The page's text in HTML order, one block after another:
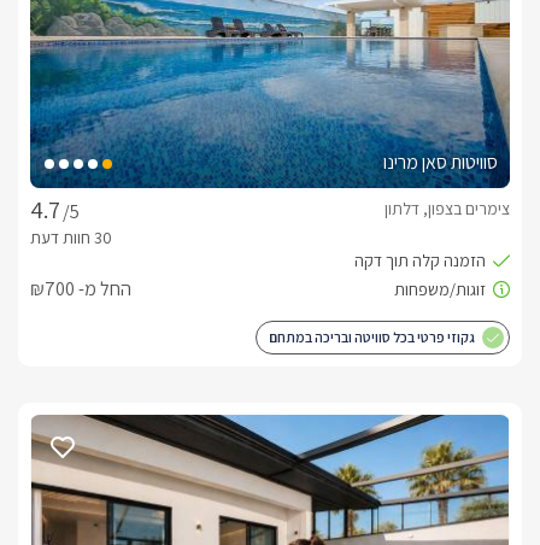
סוויטות סאן מרינו
/5
צימרים בצפון, דלתון
החל מ- ₪700
גקוזי פרטי בכל סוויטה ובריכה במתחם